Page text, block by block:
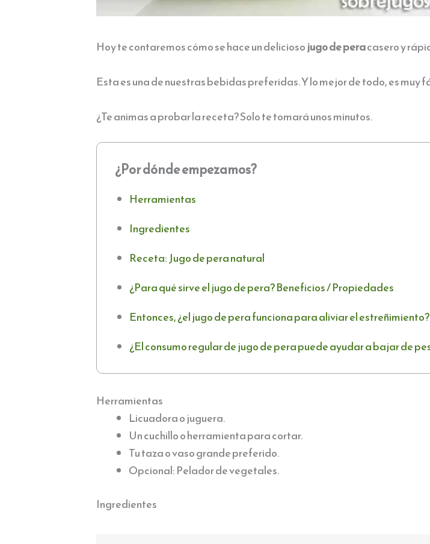
Hoy te contaremos cómo se hace un deliciosojugo de peracasero y
Esta es una de nuestras bebidas preferidas. Y lo mejor de todo, es muy
¿Te animas a probar la receta? Solo te tomará unos minutos.
¿Por dónde empezamos?
Herramientas
Ingredientes
Receta: Jugo de pera natural
¿Para qué sirve el jugo de pera? Beneficios / Propiedades
Entonces, ¿el jugo de pera funciona para aliviar el estreñimiento?
¿El consumo regular de jugo de pera puede ayudar a bajar de
Herramientas
Licuadora o juguera.
Un cuchillo o herramienta para cortar.
Tu taza o vaso grande preferido.
Opcional: Pelador de vegetales.
Ingredientes